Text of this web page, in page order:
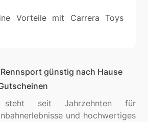
Vorteile mit Carrera Toys
günstig nach Hause
steht seit Jahrzehnten für
und hochwertiges